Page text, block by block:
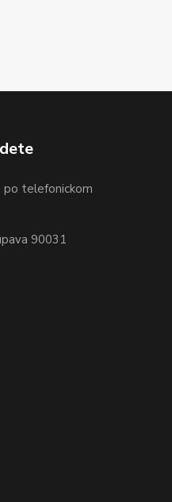
po telefonickom
90031